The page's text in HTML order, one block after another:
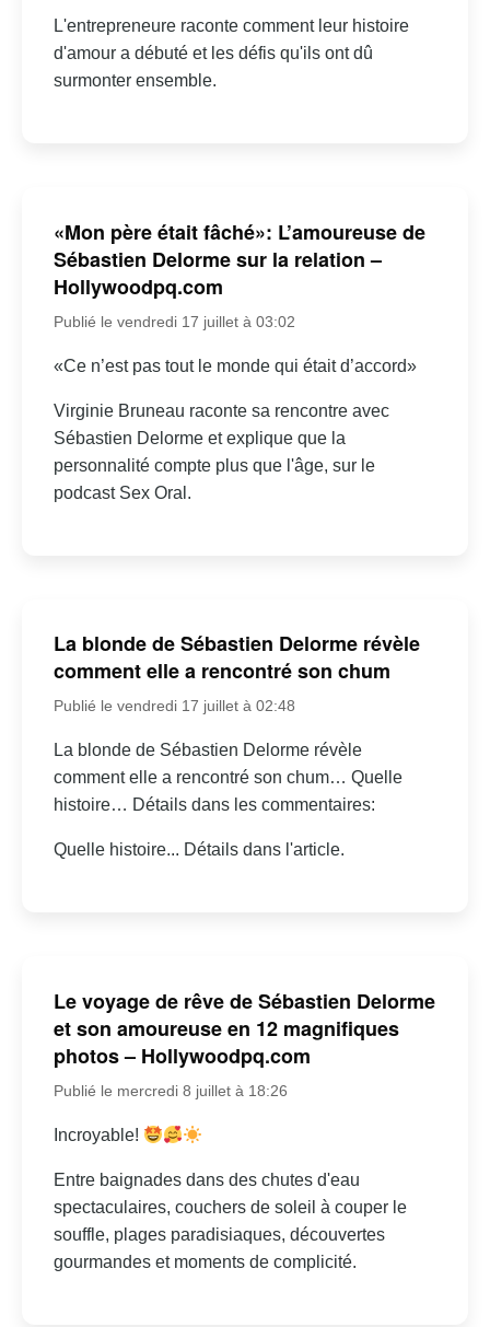
L'entrepreneure raconte comment leur histoire
d'amour a débuté et les défis qu'ils ont dû
surmonter ensemble.
«Mon père était fâché»: L’amoureuse de
Sébastien Delorme sur la relation –
Hollywoodpq.com
Publié le vendredi 17 juillet à 03:02
«Ce n’est pas tout le monde qui était d’accord»
Virginie Bruneau raconte sa rencontre avec
Sébastien Delorme et explique que la
personnalité compte plus que l'âge, sur le
podcast Sex Oral.
La blonde de Sébastien Delorme révèle
comment elle a rencontré son chum
Publié le vendredi 17 juillet à 02:48
La blonde de Sébastien Delorme révèle
comment elle a rencontré son chum… Quelle
histoire… Détails dans les commentaires:
Quelle histoire... Détails dans l'article.
Le voyage de rêve de Sébastien Delorme
et son amoureuse en 12 magnifiques
photos – Hollywoodpq.com
Publié le mercredi 8 juillet à 18:26
Incroyable!
Entre baignades dans des chutes d'eau
spectaculaires, couchers de soleil à couper le
souffle, plages paradisiaques, découvertes
gourmandes et moments de complicité.